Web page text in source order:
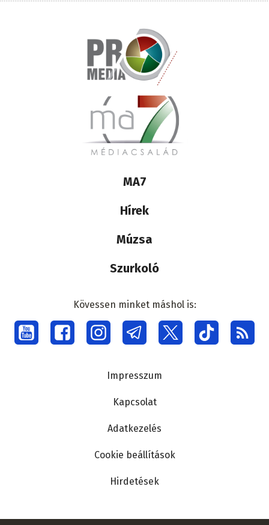
Lábléc
médiacsalád
MA7
Hírek
Múzsa
Szurkoló
Social
menu
Kövessen minket máshol is:
Impresszum
Kapcsolat
Adatkezelés
Cookie beállítások
Hirdetések